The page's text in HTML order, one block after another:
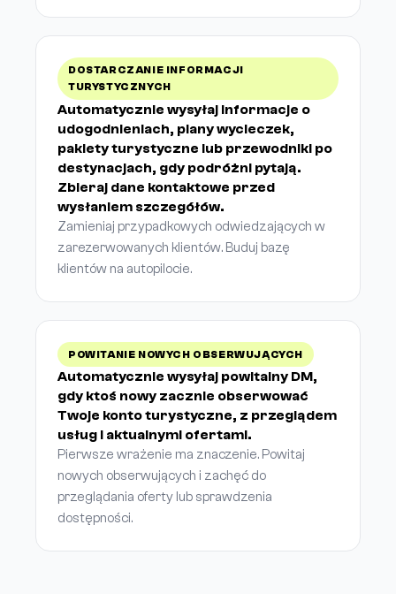
DOSTARCZANIE INFORMACJI
TURYSTYCZNYCH
Automatycznie wysyłaj informacje o
udogodnieniach, plany wycieczek,
pakiety turystyczne lub przewodniki po
destynacjach, gdy podróżni pytają.
Zbieraj dane kontaktowe przed
wysłaniem szczegółów.
Zamieniaj przypadkowych odwiedzających w
zarezerwowanych klientów. Buduj bazę
klientów na autopilocie.
POWITANIE NOWYCH OBSERWUJĄCYCH
Automatycznie wysyłaj powitalny DM,
gdy ktoś nowy zacznie obserwować
Twoje konto turystyczne, z przeglądem
usług i aktualnymi ofertami.
Pierwsze wrażenie ma znaczenie. Powitaj
nowych obserwujących i zachęć do
przeglądania oferty lub sprawdzenia
dostępności.